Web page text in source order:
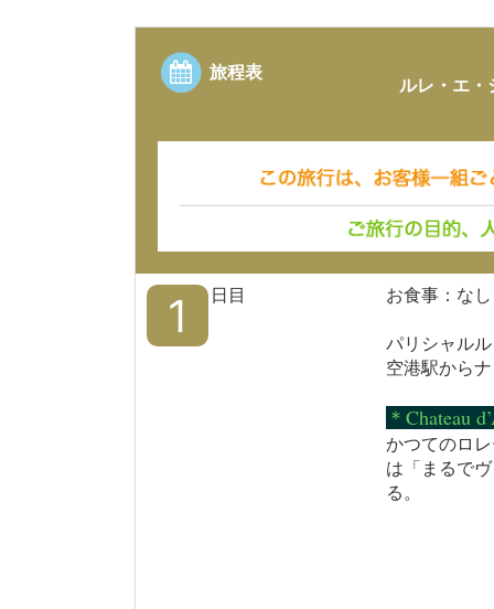
旅程表
ルレ・エ
1 日目 お食事：なし
パリシャル
空港駅から
＊Chateau
かつてのロ
は「まるで
る。